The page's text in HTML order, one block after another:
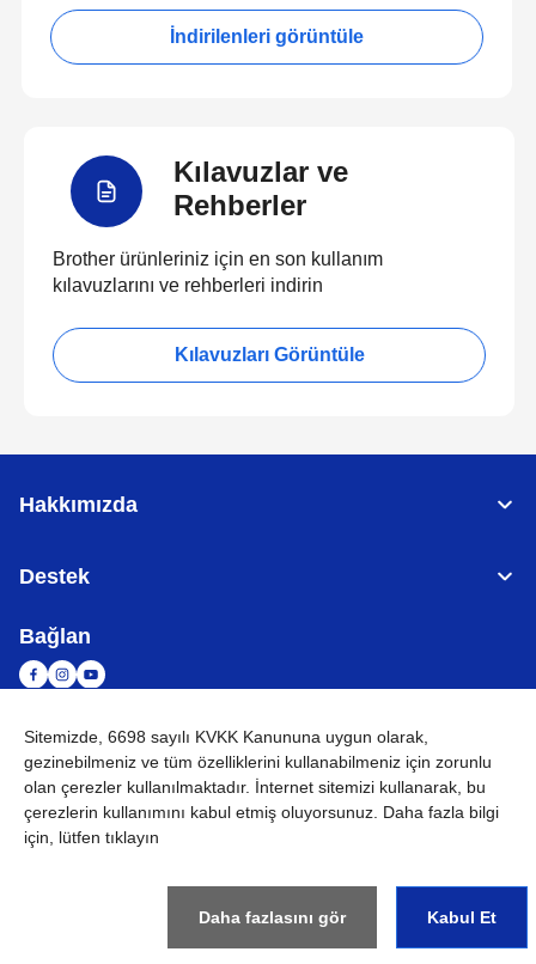
İndirilenleri görüntüle
Kılavuzlar ve
Rehberler
Brother ürünleriniz için en son kullanım
kılavuzlarını ve rehberleri indirin
Kılavuzları Görüntüle
Hakkımızda
Destek
Bağlan
TÜRKİYE Küresel Ağ
Kullanım Koşulları Site haritası Küresel Siteye Git
©
Sitemizde, 6698 sayılı KVKK Kanununa uygun olarak,
gezinebilmeniz ve tüm özelliklerini kullanabilmeniz için zorunlu
olan çerezler kullanılmaktadır. İnternet sitemizi kullanarak, bu
çerezlerin kullanımını kabul etmiş oluyorsunuz. Daha fazla bilgi
için, lütfen tıklayın
Daha fazlasını gör Kabul Et